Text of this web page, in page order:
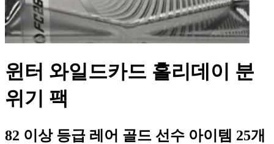
윈터 와일드카드 홀리데이 분
위기 팩
82 이상 등급 레어 골드 선수 아이템 25개